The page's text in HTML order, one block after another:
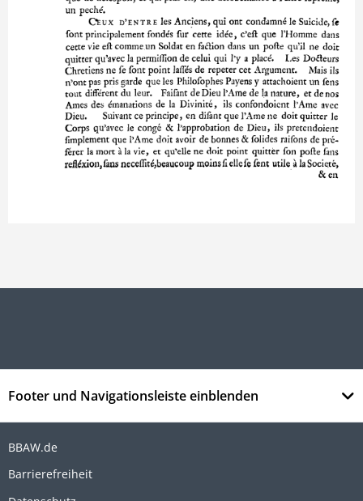
Footer und Navigationsleiste einblenden
BBAW.de
Barrierefreiheit